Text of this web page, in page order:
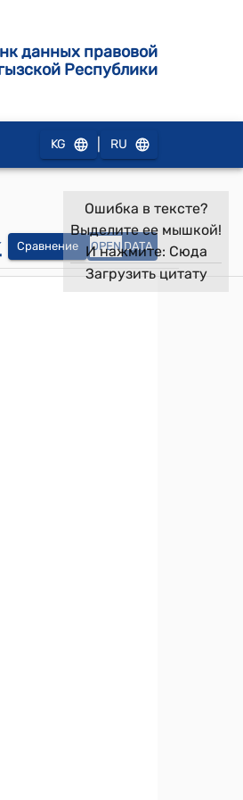
данных правовой
Республики
KG RU
Сравнение OPEN DATA
Ошибка в тексте?
Выделите ее мышкой!
И нажмите: Сюда
Загрузить цитату